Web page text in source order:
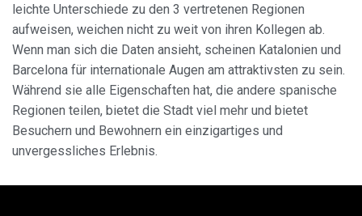
leichte Unterschiede zu den 3 vertretenen Regionen
aufweisen, weichen nicht zu weit von ihren Kollegen ab.
Wenn man sich die Daten ansieht, scheinen Katalonien und
Barcelona für internationale Augen am attraktivsten zu sein.
Während sie alle Eigenschaften hat, die andere spanische
Regionen teilen, bietet die Stadt viel mehr und bietet
Besuchern und Bewohnern ein einzigartiges und
unvergessliches Erlebnis.